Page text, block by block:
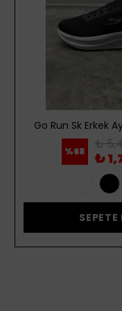
Go Run Sk Erkek
%68 ₺
₺
SEPETE